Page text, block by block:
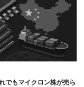
でもマイクロン株が売ら